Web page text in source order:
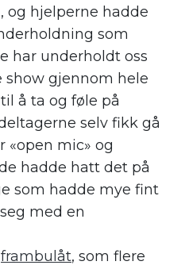
og hjelperne hadde
som
har underholdt oss
show gjennom hele
å ta og føle på
selv fikk gå
«open mic» og
hadde hatt det på
som hadde mye fint
med en
frambulåt, som flere